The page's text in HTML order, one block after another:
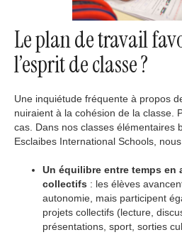
Le plan de travail
l’esprit de classe ?
Une inquiétude fréquente à propos
nuiraient à la cohésion de la classe.
cas. Dans nos classes élémentaires
Esclaibes International Schools,
Un équilibre entre temps en
collectifs : les élèves
autonomie, mais participent
projets collectifs (lecture,
présentations, sport, sorties